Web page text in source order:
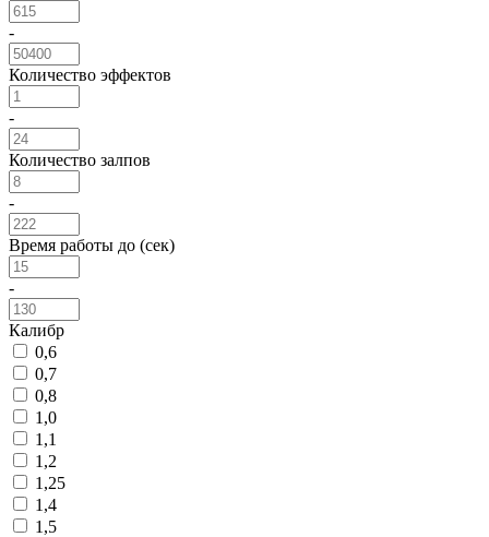
-
Количество эффектов
-
Количество залпов
-
Время работы до (сек)
-
Калибр
0,6
0,7
0,8
1,0
1,1
1,2
1,25
1,4
1,5